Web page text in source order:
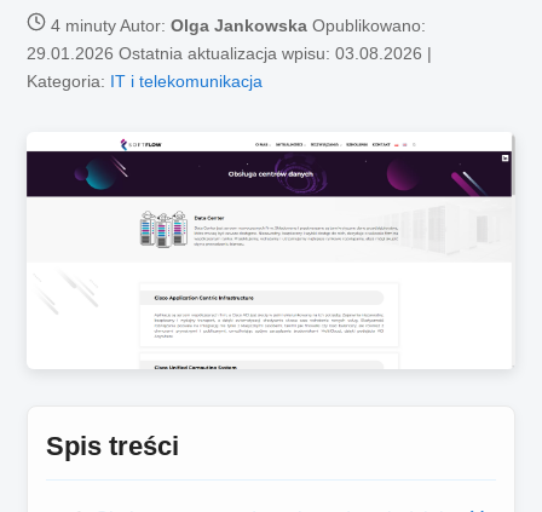
4 minutyAutor:Olga Jankowska Opublikowano:
29.01.2026 Ostatnia aktualizacja wpisu: 03.08.2026 |
Kategoria: IT i telekomunikacja
Spis treści